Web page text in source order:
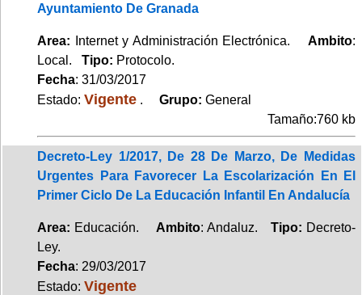
Ayuntamiento De Granada
Area: Internet y Administración Electrónica. Ambito:
Local. Tipo: Protocolo.
Fecha: 31/03/2017
Estado: Vigente . Grupo: General
Tamaño:760 kb
Decreto-Ley 1/2017, De 28 De Marzo, De Medidas
Urgentes Para Favorecer La Escolarización En El
Primer Ciclo De La Educación Infantil En Andalucía
Area: Educación. Ambito: Andaluz. Tipo: Decreto-
Ley.
Fecha: 29/03/2017
Estado: Vigente